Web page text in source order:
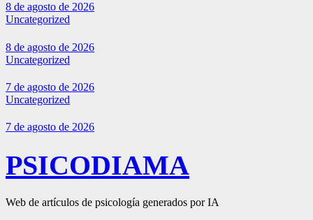
8 de agosto de 2026
Uncategorized
8 de agosto de 2026
Uncategorized
7 de agosto de 2026
Uncategorized
7 de agosto de 2026
PSICODIAMA
Web de artículos de psicología generados por IA